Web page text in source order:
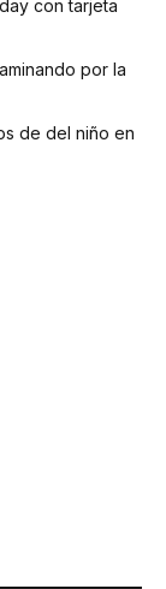
con tarjeta
por la
de del niño en